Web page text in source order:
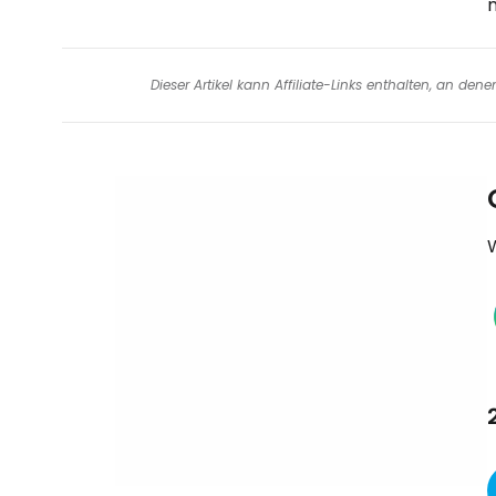
Dieser Artikel kann Affiliate-Links enthalten, an